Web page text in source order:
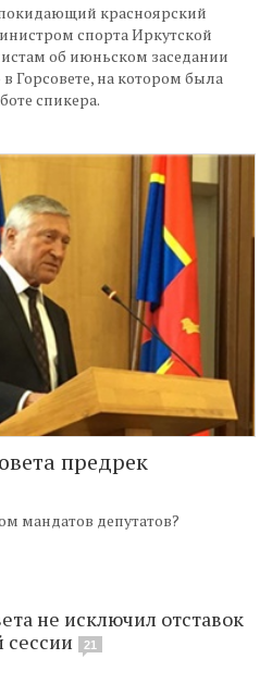
красноярский
спорта Иркутской
об июньском заседании
Горсовете, на котором была
спикера.
предрек
мандатов депутатов?
не исключил отставок
21